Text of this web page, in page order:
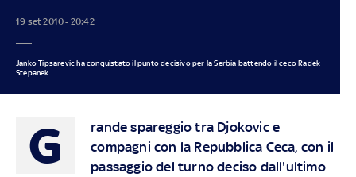
19 set 2010 - 20:42
Janko Tipsarevic ha conquistato il punto decisivo per la Serbia battendo il ceco Radek
Stepanek
G
rande spareggio tra Djokovic e
compagni con la Repubblica Ceca, con il
passaggio del turno deciso dall'ultimo